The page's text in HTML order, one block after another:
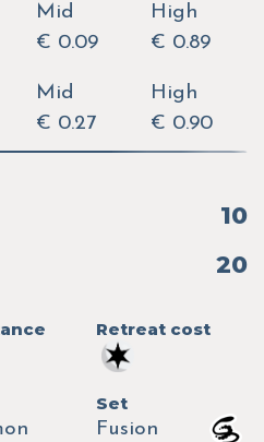
Mid
€ 0.09
High
€ 0.89
Mid
€ 0.27
High
€ 0.90
10
20
Retreat cost
Set
Fusion